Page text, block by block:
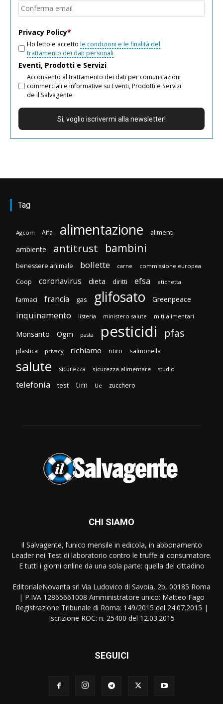
Privacy Policy*
Ho letto e accetto le condizioni e le finalità del
trattamento dei dati personali
Eventi, Prodotti e Servizi
Acconsento al trattamento dei dati per comunicazioni
commerciali e informative su Eventi, Prodotti e Servizi
de il Salvagente
Tag
Agcom Aifa alimentazione alimenti
ambiente antitrust bambini
benessere animale bollette carne commissione europea
Coop coronavirus dieta diritti efsa etichetta
farmaci francia gas glifosato Greenpeace
inquinamento listeria ministero salute miti alimentari
Monsanto Ogm pasta pesticidi pfas
plastica privacy richiamo ritiro salmonella
salute sicurezza sicurezza alimentare studio
telefonia test tim Ue zucchero
CHI SIAMO
Il Salvagente, l’unico mensile in edicola, in abbonamento
Leader nei Test di laboratorio contro le truffe al consumatore.
E tutti i giorni online da una sola parte: quella del cittadino
EditorialeNovanta srl Via Ludovico di Savoia, 2b, 00185 Roma
| P.IVA 12865661008 Amministratore unico: Matteo Fago
Registrazione Tribunale di Roma: 149/2015 del 24.07.2015 |
Iscrizione ROC: n. 25400 del 12.03.2015
SEGUICI